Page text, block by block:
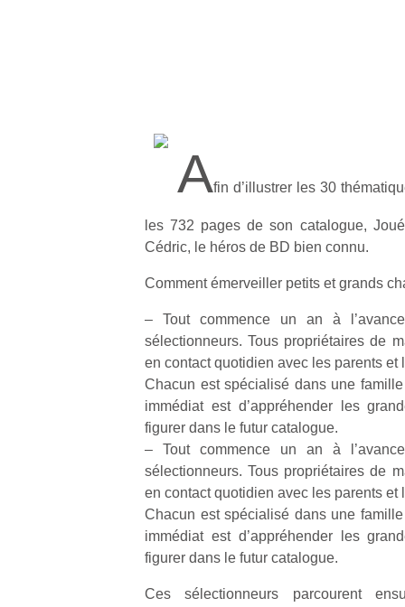
Afin d’illustrer les 30
les 732 pages de son catalogue,
Cédric, le héros de BD bien connu.
Comment émerveiller petits et grands
– Tout commence un an à
sélectionneurs. Tous propriétaires de
en contact quotidien avec les parents et
Chacun est spécialisé dans une
immédiat est d’appréhender les
figurer dans le futur catalogue.
– Tout commence un an à
sélectionneurs. Tous propriétaires de
en contact quotidien avec les parents et
Chacun est spécialisé dans une
immédiat est d’appréhender les
figurer dans le futur catalogue.
Ces sélectionneurs parcourent